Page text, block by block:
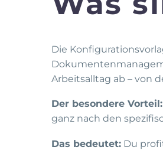
Die
Arbeitsalltag ab – von
Der besondere Vorteil:
ganz nach den
Das bedeutet: Du